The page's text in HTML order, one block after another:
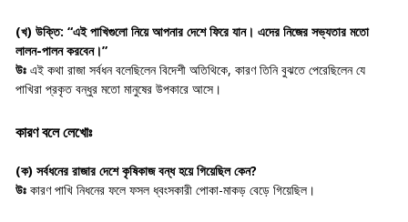
(খ) উক্তি: “এই পাখিগুলো নিয়ে আপনার দেশে ফিরে যান। এদের নিজের সভ্যতার মতো
লালন-পালন করবেন।”
উঃ এই কথা রাজা সর্বধন বলেছিলেন বিদেশী অতিথিকে, কারণ তিনি বুঝতে পেরেছিলেন যে
পাখিরা প্রকৃত বন্ধুর মতো মানুষের উপকারে আসে।
কারণ বলে লেখোঃ
(ক) সর্বধনের রাজার দেশে কৃষিকাজ বন্ধ হয়ে গিয়েছিল কেন?
উঃ কারণ পাখি নিধনের ফলে ফসল ধ্বংসকারী পোকা-মাকড় বেড়ে গিয়েছিল।